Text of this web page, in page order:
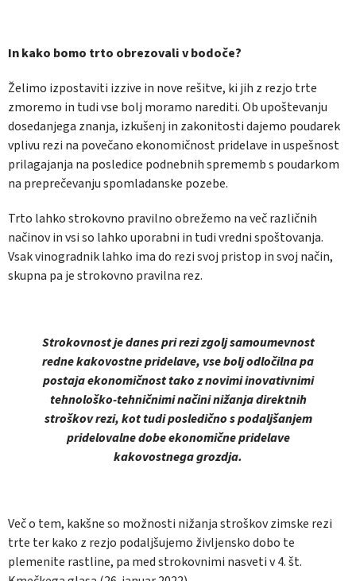
In kako bomo trto obrezovali v bodoče?
Želimo izpostaviti izzive in nove rešitve, ki jih z rezjo trte
zmoremo in tudi vse bolj moramo narediti. Ob upoštevanju
dosedanjega znanja, izkušenj in zakonitosti dajemo poudarek
vplivu rezi na povečano ekonomičnost pridelave in uspešnost
prilagajanja na posledice podnebnih sprememb s poudarkom
na preprečevanju spomladanske pozebe.
Trto lahko strokovno pravilno obrežemo na več različnih
načinov in vsi so lahko uporabni in tudi vredni spoštovanja.
Vsak vinogradnik lahko ima do rezi svoj pristop in svoj način,
skupna pa je strokovno pravilna rez.
Strokovnost je danes pri rezi zgolj samoumevnost
redne kakovostne pridelave, vse bolj odločilna pa
postaja ekonomičnost tako z novimi inovativnimi
tehnološko-tehničnimi načini nižanja direktnih
stroškov rezi, kot tudi posledično s podaljšanjem
pridelovalne dobe ekonomične pridelave
kakovostnega grozdja.
Več o tem, kakšne so možnosti nižanja stroškov zimske rezi
trte ter kako z rezjo podaljšujemo življensko dobo te
plemenite rastline, pa med strokovnimi nasveti v 4. št.